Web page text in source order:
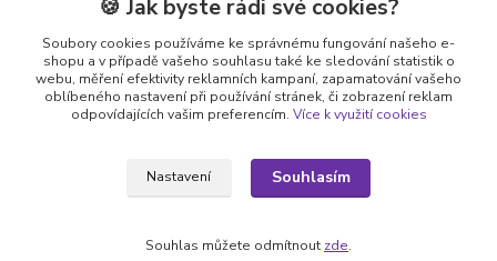
+420 737 484 708
Výdejna e-shopu: Po-Ne, 8-20 hod.
info@equi-horecky.cz
Frenštát pod Radhoštěm, C 93460 vedená u Krajského soudu v Ostravě
🍪 Jak byste rádi své cookies?
Soubory cookies používáme ke správnému fungování našeho e-
shopu a v případě vašeho souhlasu také ke sledování statistik o
webu, měření efektivity reklamních kampaní, zapamatování vašeho
oblíbeného nastavení při používání stránek, či zobrazení reklam
odpovídajících vašim preferencím. Více k využití cookies
Nastavení Souhlasím
Souhlas můžete odmítnout zde.